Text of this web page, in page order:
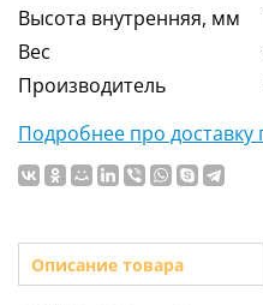
Высота внутренняя, мм
Вес
Производитель
Подробнее про доставку
Описание товара